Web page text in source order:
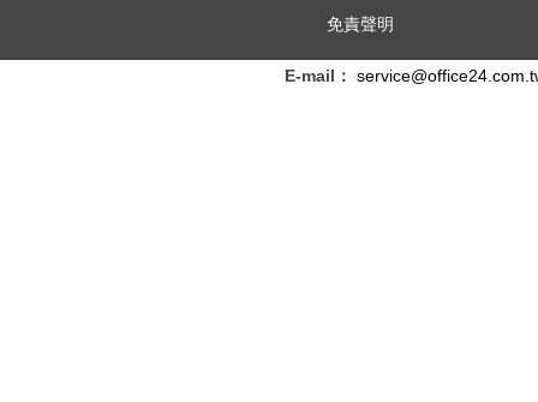
免責聲明
E-mail：